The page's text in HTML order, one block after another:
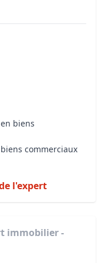
biens
commerciaux
l'expert
immobilier -